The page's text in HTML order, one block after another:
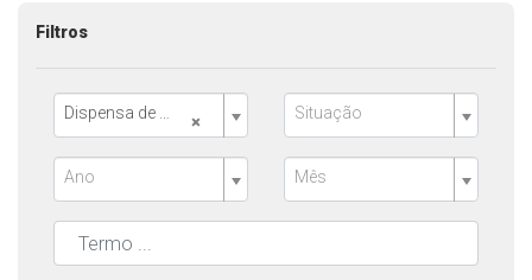
Filtros
× Situação
Ano Mês